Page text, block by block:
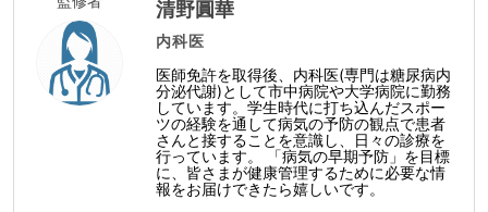
清野圓華
内科医
医師免許を取得後、内科医(専門は糖尿病内
分泌代謝)として市中病院や大学病院に勤務
しています。学生時代に打ち込んだスポー
ツの経験を通して病気の予防の観点で患者
さんと接することを意識し、日々の診療を
行っています。 「病気の早期予防」を目標
に、皆さまが健康管理するために必要な情
報をお届けできたら嬉しいです。